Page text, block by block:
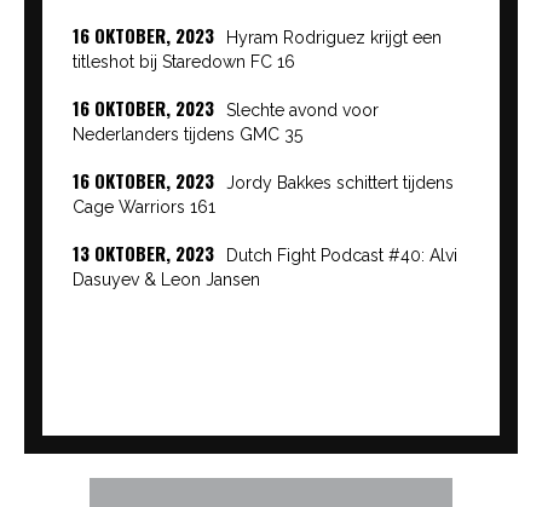
16 OKTOBER, 2023
Hyram Rodriguez krijgt een
titleshot bij Staredown FC 16
16 OKTOBER, 2023
Slechte avond voor
Nederlanders tijdens GMC 35
16 OKTOBER, 2023
Jordy Bakkes schittert tijdens
Cage Warriors 161
13 OKTOBER, 2023
Dutch Fight Podcast #40: Alvi
Dasuyev & Leon Jansen